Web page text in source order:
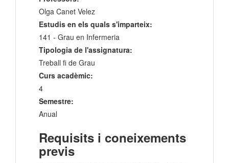
Olga Canet Velez
Estudis en els quals s'imparteix:
141 - Grau en Infermeria
Tipologia de l'assignatura:
Treball fi de Grau
Curs acadèmic:
4
Semestre:
Anual
Requisits i coneixements
previs